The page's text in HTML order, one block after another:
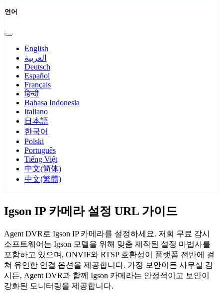
언어
English
العربية
Deutsch
Español
Français
हिन्दी
Bahasa Indonesia
Italiano
日本語
한국어
Polski
Português
Tiếng Việt
中文(简体)
中文(繁體)
Igson IP 카메라 설정 URL 가이드
Agent DVR로 Igson IP 카메라를 설정하세요. 저희 무료 감시
소프트웨어는 Igson 모델을 위해 맞춤 제작된 설정 마법사를
포함하고 있으며, ONVIF와 RTSP 호환성이 플랫폼 전반에 걸
쳐 유연한 연결 옵션을 제공합니다. 가정 보안이든 사무실 감
시든, Agent DVR과 함께 Igson 카메라는 안정적이고 보안이
강화된 모니터링을 제공합니다.